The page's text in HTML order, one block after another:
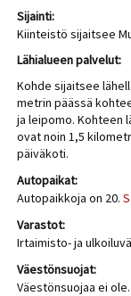
Sijainti:
Kiinteistö sijaitsee
Lähialueen palvelut:
Kohde sijaitsee
metrin päässä
ja leipomo. Kohteen
ovat noin 1,5
päiväkoti.
Autopaikat:
Autopaikkoja on 20.
Varastot:
Irtaimisto- ja
Väestönsuojat:
Väestönsuojaa ei ole.